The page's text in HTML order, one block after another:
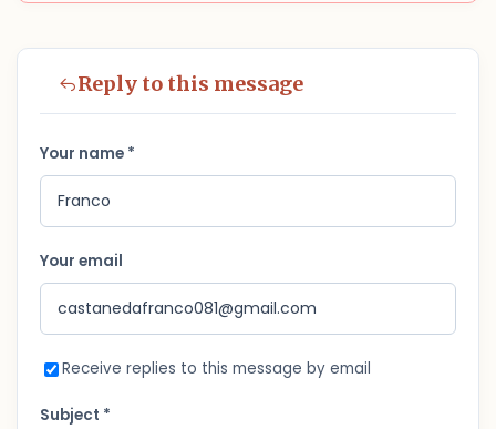
Reply to this message
Your name *
Your email
Receive replies to this message by email
Subject *